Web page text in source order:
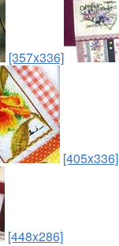
[357x336]
[405x336]
[448x286]